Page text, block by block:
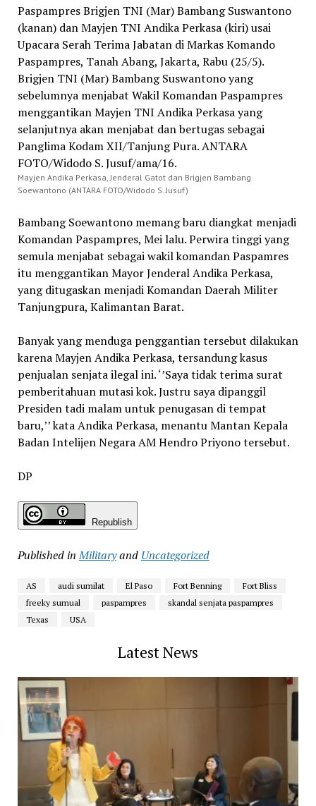
Mayjen Andika Perkasa, Jenderal Gatot dan Brigjen Bambang
Soewantono (ANTARA FOTO/Widodo S. Jusuf)
Bambang Soewantono memang baru diangkat menjadi
Komandan Paspampres, Mei lalu. Perwira tinggi yang
semula menjabat sebagai wakil komandan Paspamres
itu menggantikan Mayor Jenderal Andika Perkasa,
yang ditugaskan menjadi Komandan Daerah Militer
Tanjungpura, Kalimantan Barat.
Banyak yang menduga penggantian tersebut dilakukan
karena Mayjen Andika Perkasa, tersandung kasus
penjualan senjata ilegal ini. ‘’Saya tidak terima surat
pemberitahuan mutasi kok. Justru saya dipanggil
Presiden tadi malam untuk penugasan di tempat
baru,’’ kata Andika Perkasa, menantu Mantan Kepala
Badan Intelijen Negara AM Hendro Priyono tersebut.
DP
Republish
Published in Militaryand Uncategorized
AS audi sumilat El Paso Fort Benning
Fort Bliss
freeky sumual
paspampres
skandal senjata paspampres
Texas
USA
Latest News